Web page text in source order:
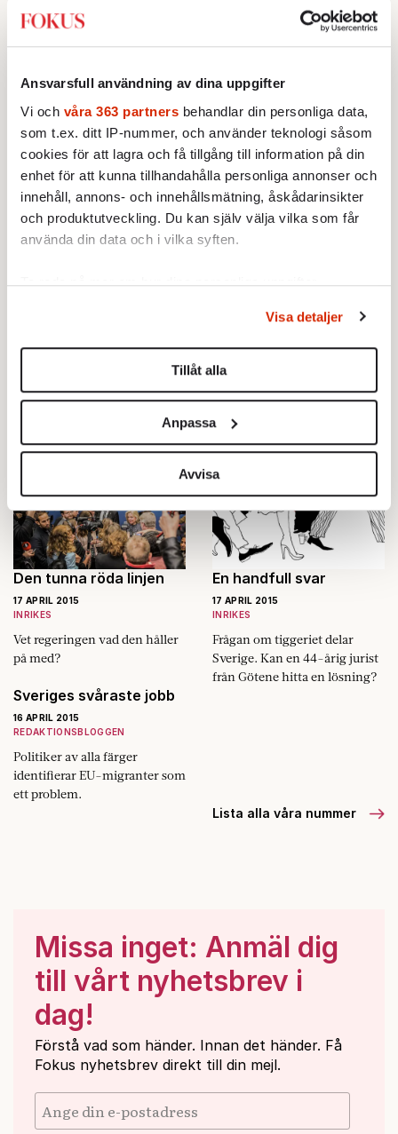
Ansvarsfull användning av dina uppgifter
Vi och våra 363 partners behandlar din personliga data,
som t.ex. ditt IP-nummer, och använder teknologi såsom
cookies för att lagra och få tillgång till information på din
enhet för att kunna tillhandahålla personliga annonser och
innehåll, annons- och innehållsmätning, åskådarinsikter
och produktutveckling. Du kan själv välja vilka som får
använda din data och i vilka syften.
Ta reda på mer om hur dina personliga uppgifter
Du kan ändra eller dra tillbaka ditt samtycke när som
helst från cookie-förklaringen.
Vi använder enhetsidentifierare för att anpassa innehållet
för sociala medier och analysera vår trafik. Vi
vidarebefordrar även sådana identifierare och annan
information från din enhet till de sociala medier och
annons- och analysföretag som vi samarbetar med.
Dessa kan i sin tur kombinera informationen med annan
information som du har tillhandahållit eller som de har
samlat in när du har använt deras tjänster.
Om du vill läsa mer om hur vi hanterar personuppgifter
kan du göra det
Visa detaljer
Tillåt alla
Anpassa
Avvisa
UTRIKES
Svenska företag riskerar att
hamna långt bak i kön när
Iran öppnar för storaffärer.
Tycka vad man vill om
Skådespelaren och
hemlängtaren Joel Kinnaman
KULTUR
Vem var Roberto Bolaño?
Ulrika Kärnborg går på jakt
Den tunna röda linjen
17 APRIL 2015
INRIKES
Vet regeringen vad den håller
på med?
En handfull svar
17 APRIL 2015
INRIKES
Frågan om tiggeriet delar
Sverige. Kan en 44-årig jurist
från Götene hitta en lösning?
Sveriges svåraste jobb
16 APRIL 2015
REDAKTIONSBLOGGEN
Politiker av alla färger
identifierar EU-migranter som
ett problem.
Lista alla våra nummer
Missa inget: Anmäl dig
till vårt nyhetsbrev i
dag!
Förstå vad som händer. Innan det händer. Få
Fokus nyhetsbrev direkt till din mejl.